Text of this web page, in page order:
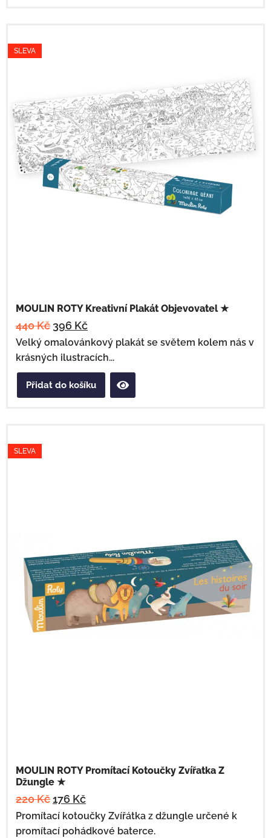
SLEVA
MOULIN ROTY Kreativní Plakát Objevovatel ★
440Kč 396 Kč
Velký omalovánkový plakát se světem kolem nás v
krásných ilustracích...
Přidat do košíku
SLEVA
MOULIN ROTY Promítací Kotoučky Zvířatka Z
Džungle ★
220Kč176 Kč
Promítací kotoučky Zvířátka z džungle určené k
promítací pohádkové baterce.